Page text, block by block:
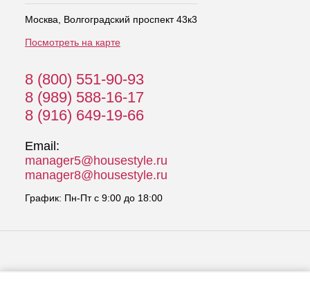
Москва, Волгоградский проспект 43к3
Посмотреть на карте
8 (800) 551-90-93
8 (989) 588-16-17
8 (916) 649-19-66
Email:
manager5@housestyle.ru
manager8@housestyle.ru
График: Пн-Пт с 9:00 до 18:00